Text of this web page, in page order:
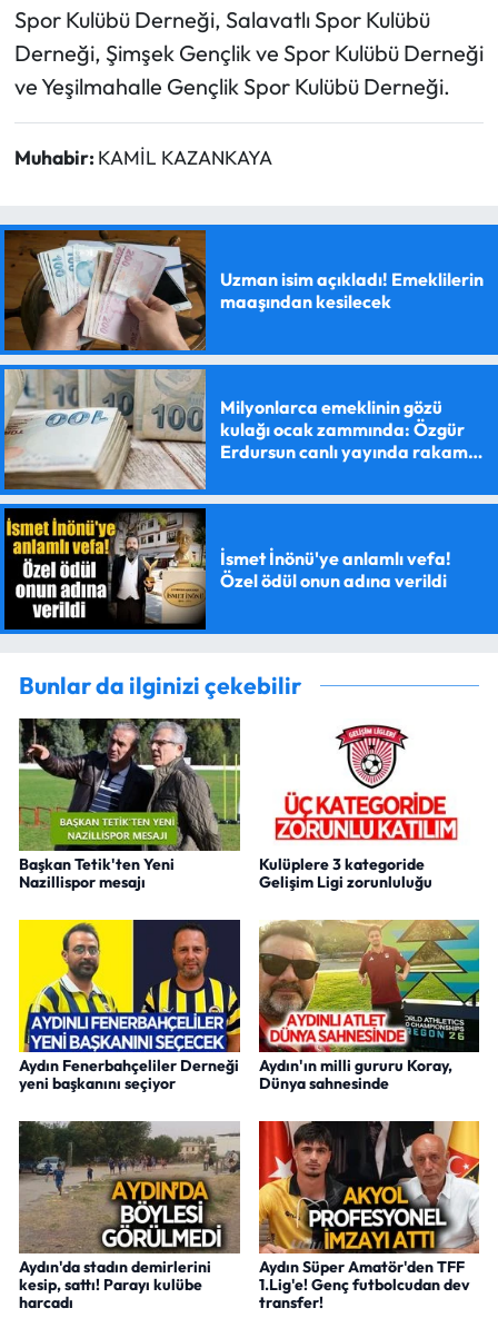
Spor Kulübü Derneği, Salavatlı Spor Kulübü
Derneği, Şimşek Gençlik ve Spor Kulübü Derneği
ve Yeşilmahalle Gençlik Spor Kulübü Derneği.
Muhabir: KAMİL KAZANKAYA
Uzman isim açıkladı! Emeklilerin
maaşından kesilecek
Milyonlarca emeklinin gözü
kulağı ocak zammında: Özgür
Erdursun canlı yayında rakam
İsmet İnönü'ye anlamlı vefa!
Özel ödül onun adına verildi
Bunlar da ilginizi çekebilir
Başkan Tetik'ten Yeni
Nazillispor mesajı
Kulüplere 3 kategoride
Gelişim Ligi zorunluluğu
Aydın Fenerbahçeliler Derneği
yeni başkanını seçiyor
Aydın'ın milli gururu Koray,
Dünya sahnesinde
Aydın'da stadın demirlerini
kesip, sattı! Parayı kulübe
harcadı
Aydın Süper Amatör'den TFF
1.Lig'e! Genç futbolcudan dev
transfer!